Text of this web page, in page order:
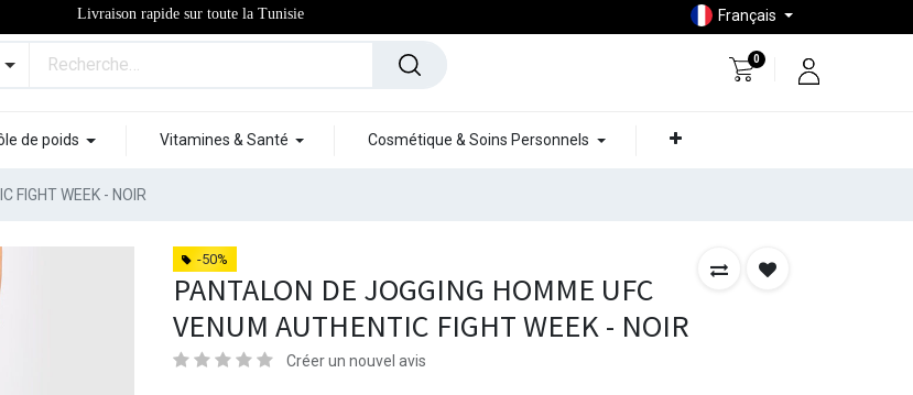
Livraison rapide sur toute la Tunisie Français
0
de poids Vitamines & Santé Cosmétique & Soins Personnels
FIGHT WEEK - NOIR
-50%
PANTALON DE JOGGING HOMME UFC
VENUM AUTHENTIC FIGHT WEEK - NOIR
Créer un nouvel avis